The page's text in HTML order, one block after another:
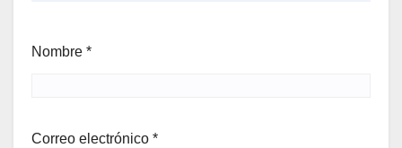
Nombre *
Correo electrónico *